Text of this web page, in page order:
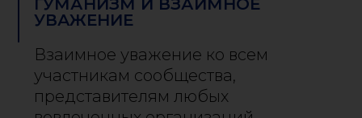
УВАЖЕНИЕ
Взаимное уважение ко всем
участникам сообщества,
представителям любых